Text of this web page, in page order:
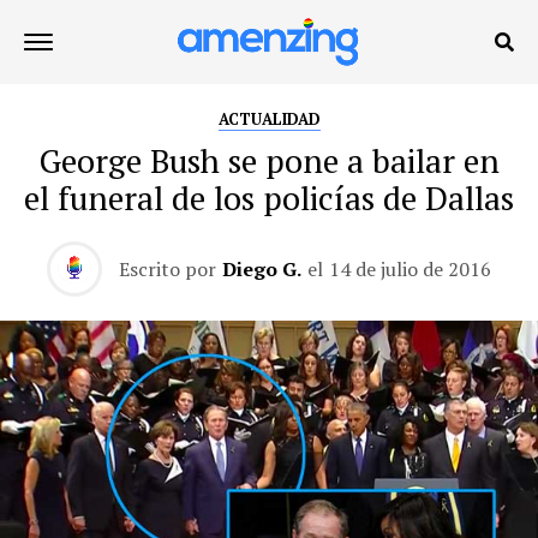
ACTUALIDAD
George Bush se pone a bailar en
el funeral de los policías de Dallas
Escrito por Diego G. el 14 de julio de 2016